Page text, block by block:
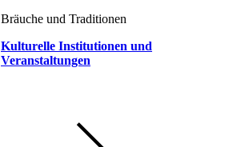
Bräuche und Traditionen
Kulturelle Institutionen und
Veranstaltungen